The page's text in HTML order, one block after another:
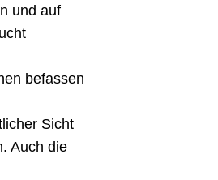
und auf
befassen
Sicht
Auch die